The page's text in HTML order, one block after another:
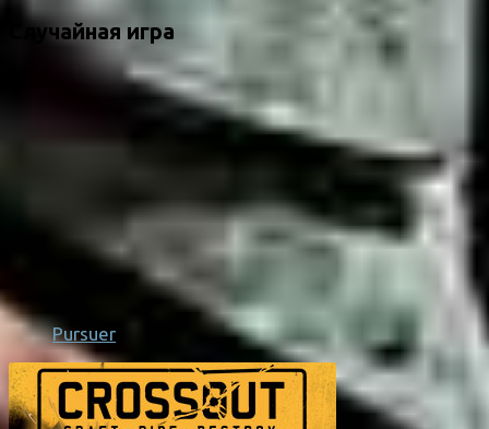
Случайная игра
Pursuer